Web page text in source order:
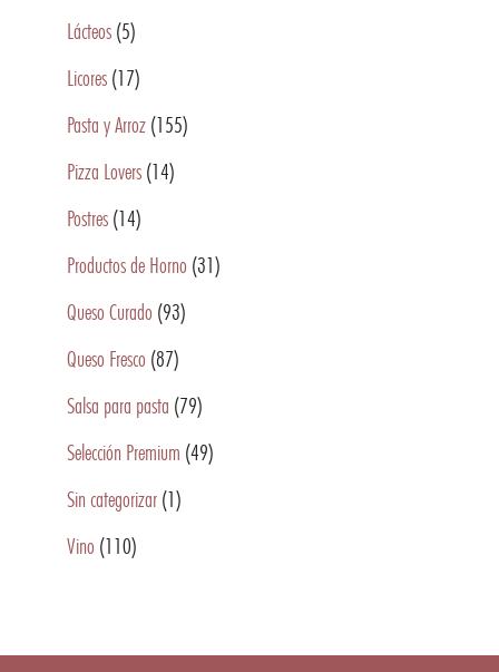
Lácteos (5)
Licores (17)
Pasta y Arroz (155)
Pizza Lovers (14)
Postres (14)
Productos de Horno (31)
Queso Curado (93)
Queso Fresco (87)
Salsa para pasta (79)
Selección Premium (49)
Sin categorizar (1)
Vino (110)